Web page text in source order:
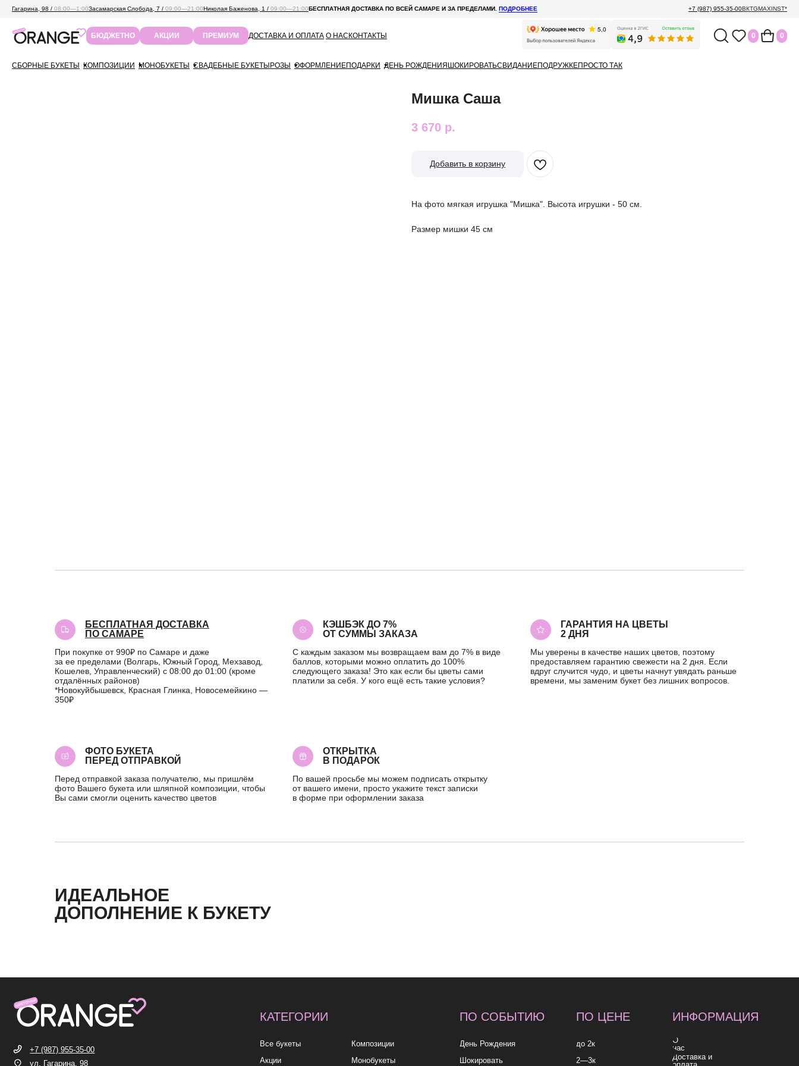
Гагарина, 98 / 08:00—1:00Засамарская Слобода, 7 / 09:00—21:00Николая Баженова, 1 / 09:00—21:00БЕСПЛАТНАЯ ДОСТАВКА ПО ВСЕЙ САМАРЕ И ЗА ПРЕДЕЛАМИ. ПОДРОБНЕЕ +7 (987) 955-35-00ВКTGMAXINST*
БЮДЖЕТНО АКЦИИ ПРЕМИУМ ДОСТАВКА И ОПЛАТА О НАСКОНТАКТЫ 0 0
СБОРНЫЕ БУКЕТЫ КОМПОЗИЦИИ МОНОБУКЕТЫ СВАДЕБНЫЕ БУКЕТЫРОЗЫ ОФОРМЛЕНИЕПОДАРКИ ДЕНЬ РОЖДЕНИЯШОКИРОВАТЬСВИДАНИЕПОДРУЖКЕПРОСТО ТАК
Мишка Саша
3 670 р.
Добавить в корзину
На фото мягкая игрушка "Мишка". Высота игрушки - 50 см.
Размер мишки 45 см
БЕСПЛАТНАЯ ДОСТАВКА
ПО САМАРЕ
При покупке от 990₽ по Самаре и даже
за ее пределами (Волгарь, Южный Город, Мехзавод,
Кошелев, Управленческий) с 08:00 до 01:00 (кроме
отдалённых районов)
*Новокуйбышевск, Красная Глинка, Новосемейкино —
350₽
КЭШБЭК ДО 7%
ОТ СУММЫ ЗАКАЗА
С каждым заказом мы возвращаем вам до 7% в виде
баллов, которыми можно оплатить до 100%
следующего заказа! Это как если бы цветы сами
платили за себя. У кого ещё есть такие условия?
ГАРАНТИЯ НА ЦВЕТЫ
2 ДНЯ
Мы уверены в качестве наших цветов, поэтому
предоставляем гарантию свежести на 2 дня. Если
вдруг случится чудо, и цветы начнут увядать раньше
времени, мы заменим букет без лишних вопросов.
ФОТО БУКЕТА
ПЕРЕД ОТПРАВКОЙ
Перед отправкой заказа получателю, мы пришлём
фото Вашего букета или шляпной композиции, чтобы
Вы сами смогли оценить качество цветов
ОТКРЫТКА
В ПОДАРОК
По вашей просьбе мы можем подписать открытку
от вашего имени, просто укажите текст записки
в форме при оформлении заказа
ИДЕАЛЬНОЕ
ДОПОЛНЕНИЕ К БУКЕТУ
КАТЕГОРИИ
ВКTGMAX INST*
5—7к
Премиум
Свадебные букеты
Подружке
ежедневно, 09:00 — 21:00
ежедневно, 09:00 — 21:00
согласие на обработку
политика
ИП Николаев Александр Сергеевич